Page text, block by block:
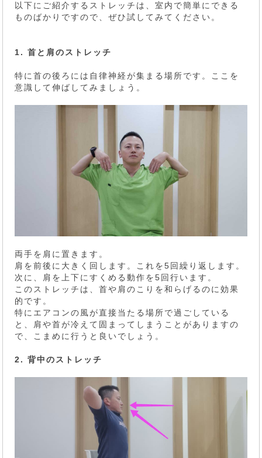
以下にご紹介するストレッチは、室内で簡単にできる
ものばかりですので、ぜひ試してみてください。
1. 首と肩のストレッチ
特に首の後ろには自律神経が集まる場所です。ここを
意識して伸ばしてみましょう。
両手を肩に置きます。
肩を前後に大きく回します。これを5回繰り返します。
次に、肩を上下にすくめる動作を5回行います。
このストレッチは、首や肩のこりを和らげるのに効果
的です。
特にエアコンの風が直接当たる場所で過ごしている
と、肩や首が冷えて固まってしまうことがありますの
で、こまめに行うと良いでしょう。
2. 背中のストレッチ